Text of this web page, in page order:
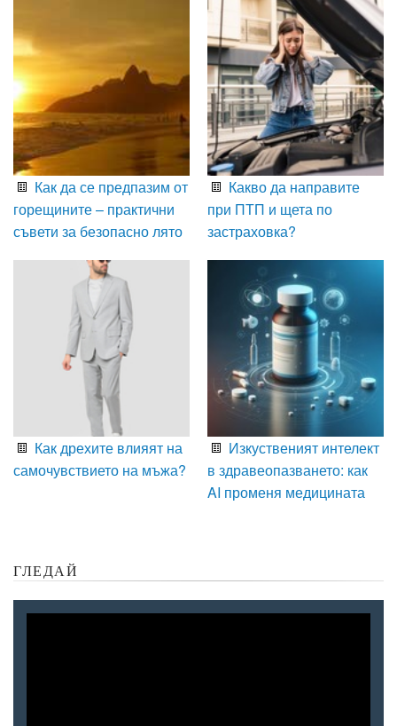
Как да се предпазим от
горещините – практични
съвети за безопасно лято
Какво да направите
при ПТП и щета по
застраховка?
Как дрехите влияят на
самочувствието на мъжа?
Изкуственият интелект
в здравеопазването: как
AI променя медицината
ГЛЕДАЙ